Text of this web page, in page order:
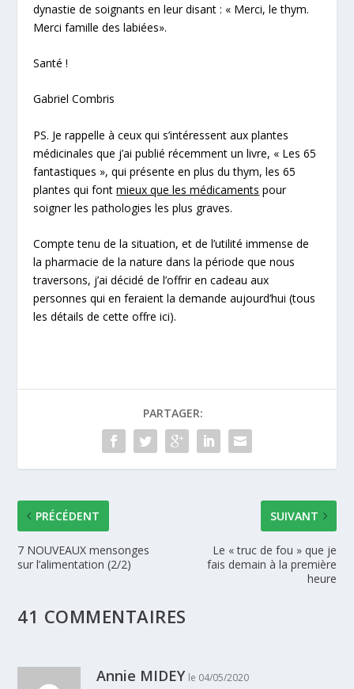
dynastie de soignants en leur disant : « Merci, le thym.
Merci famille des labiées».
Santé !
Gabriel Combris
PS. Je rappelle à ceux qui s’intéressent aux plantes
médicinales que j’ai publié récemment un livre, « Les 65
fantastiques », qui présente en plus du thym, les 65
plantes qui fontmieux que les médicaments pour
soigner les pathologies les plus graves.
Compte tenu de la situation, et de l’utilité immense de
la pharmacie de la nature dans la période que nous
traversons, j’ai décidé de l’offrir en cadeau aux
personnes qui en feraient la demande aujourd’hui (tous
les détails de cette offre ici).
PARTAGER:
PRÉCÉDENT
7 NOUVEAUX mensonges
sur l’alimentation (2/2)
SUIVANT
Le « truc de fou » que je
fais demain à la première
heure
41 COMMENTAIRES
Annie MIDEY le 04/05/2020